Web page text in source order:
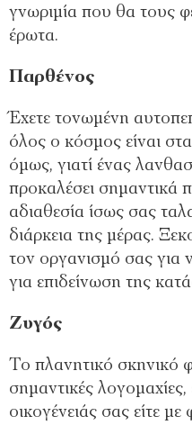
γνωριμία που θα τους
έρωτα.
Παρθένος
Έχετε τονωμένη
όλος ο κόσμος είναι
όμως, γιατί ένας
προκαλέσει σημαντικά
αδιαθεσία ίσως σας
διάρκεια της μέρας.
τον οργανισμό σας για
για επιδείνωση της
Ζυγός
Το πλανητικό σκηνικό
σημαντικές λογομαχίες,
οικογένειάς σας είτε